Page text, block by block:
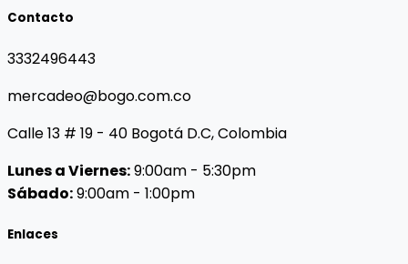
Contacto
3332496443
mercadeo@bogo.com.co
Calle 13 # 19 - 40 Bogotá D.C, Colombia
Lunes a Viernes:9:00am - 5:30pm
Sábado:9:00am - 1:00pm
Enlaces